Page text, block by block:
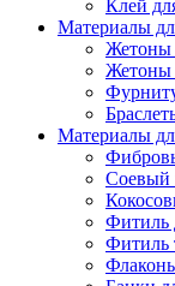
Клей
Материалы
Жетоны
Жетоны
Материалы
Соевый
Фитиль
Фитиль